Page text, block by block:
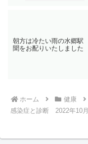
朝方は冷たい雨の水郷
聞をお配りいたしました
ホーム 健康
感染症と診断 2022年10